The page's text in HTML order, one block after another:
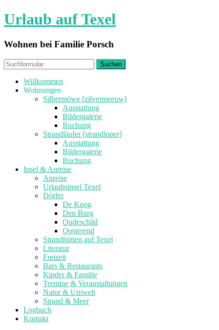
Urlaub auf Texel
Wohnen bei Familie Porsch
Willkommen
Wohnungen
Silbermöwe [zilvermeeuw]
Ausstattung
Bildergalerie
Buchung
Strandläufer [strandloper]
Ausstattung
Bildergalerie
Buchung
Insel & Anreise
Anreise
Urlaubsinsel Texel
Dörfer
De Koog
Den Burg
Oudeschild
Oosterend
Strandhütten auf Texel
Literatur
Freizeit
Bars & Restaurants
Kinder & Familie
Termine & Veranstaltungen
Natur & Umwelt
Strand & Meer
Logbuch
Kontakt